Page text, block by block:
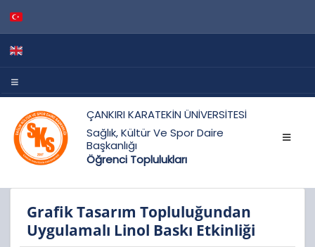
ÇANKIRI KARATEKİN ÜNİVERSİTESİ
Sağlık, Kültür Ve Spor Daire
Başkanlığı
Öğrenci Toplulukları
Grafik Tasarım Topluluğundan
Uygulamalı Linol Baskı Etkinliği